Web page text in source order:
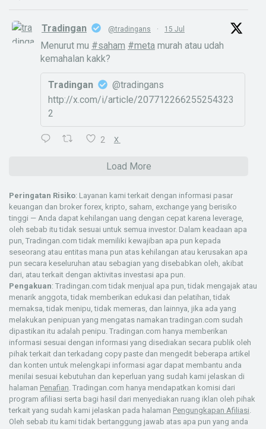
Tradingan @tradingans · 15 Jul
Menurut mu #saham #meta murah atau udah
kemahalan kakk?
Tradingan
@tradingans
http://x.com/i/article/207712266255254323
2
2 X
Load More
Peringatan Risiko: Layanan kami terkait dengan informasi pasar
keuangan dan broker forex, kripto, saham, exchange yang berisiko
tinggi — Anda dapat kehilangan uang dengan cepat karena leverage,
oleh sebab itu tidak sesuai untuk semua investor. Dalam keadaan apa
pun, Tradingan.com tidak memiliki kewajiban apa pun kepada
seseorang atau entitas mana pun atas kehilangan atau kerusakan apa
pun secara keseluruhan atau sebagian yang disebabkan oleh, akibat
dari, atau terkait dengan aktivitas investasi apa pun.
Pengakuan: Tradingan.com tidak menjual apa pun, tidak mengajak atau
menarik anggota, tidak memberikan edukasi dan pelatihan, tidak
memaksa, tidak menipu, tidak memeras, dan lainnya, jika ada yang
melakukan penipuan yang mengatas namakan tradingan.com sudah
dipastikan itu adalah penipu. Tradingan.com hanya memberikan
informasi sesuai dengan informasi yang disediakan secara publik oleh
pihak terkait dan terkadang copy paste dan mengedit beberapa artikel
dan konten untuk melengkapi informasi agar dapat membantu anda
menilai sesuai kebutuhan dan keperluan yang sudah kami jelaskan di
halaman Penafian. Tradingan.com hanya mendapatkan komisi dari
program afiliasi serta bagi hasil dari menyediakan ruang iklan oleh pihak
terkait yang sudah kami jelaskan pada halaman Pengungkapan Afiliasi.
Oleh sebab itu kami tidak bertanggung jawab atas apa pun yang anda